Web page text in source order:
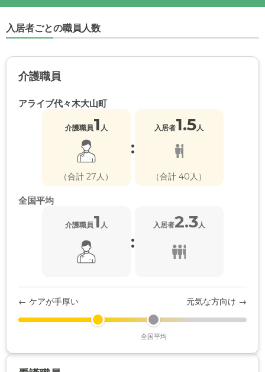
入居者ごとの職員人数
介護職員
アライブ代々木大山町
介護職員1 人
（合計 27人）
:
入居者1.5 人
（合計 40人）
全国平均
介護職員1 人
:
入居者2.3人
← ケアが手厚い 元気な方向け →
全国平均